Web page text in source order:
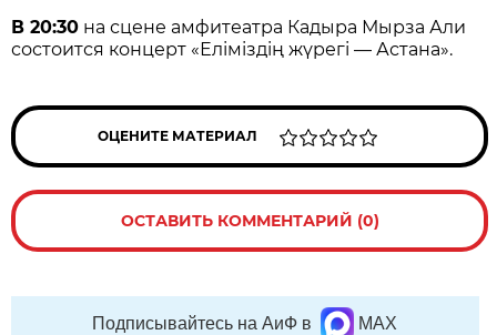
В 20:30 на сцене амфитеатра Кадыра Мырза Али
состоится концерт «Еліміздің жүрегі — Астана».
ОЦЕНИТЕ МАТЕРИАЛ
ОСТАВИТЬ КОММЕНТАРИЙ (0)
Подписывайтесь на АиФ в MAX